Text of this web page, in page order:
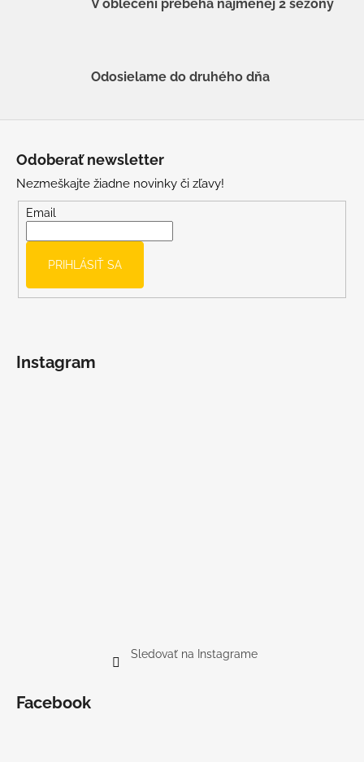
V oblečení prebehá najmenej 2 sezóny
Odosielame do druhého dňa
Odoberať newsletter
Nezmeškajte žiadne novinky či zľavy!
Email
PRIHLÁSIŤ SA
Instagram
Sledovať na Instagrame
Facebook